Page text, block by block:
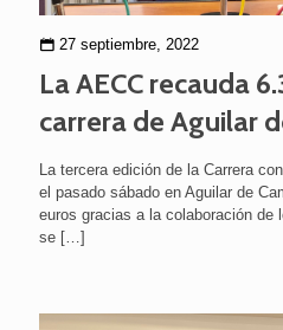
27 septiembre, 2022
La AECC recauda
carrera de Aguilar
La tercera edición de la Carrera
el pasado sábado en Aguilar de
euros gracias a la colaboración de
se […]